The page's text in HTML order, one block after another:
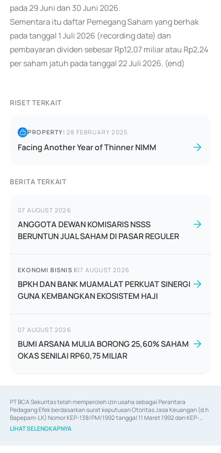
pada 29 Juni dan 30 Juni 2026.
Sementara itu daftar Pemegang Saham yang berhak
pada tanggal 1 Juli 2026 (recording date) dan
pembayaran dividen sebesar Rp12,07 miliar atau Rp2,24
per saham jatuh pada tanggal 22 Juli 2026. (end)
RISET TERKAIT
PROPERTY|28 FEBRUARY 2025
Facing Another Year of Thinner NIMM
BERITA TERKAIT
07 AUGUST 2026
ANGGOTA DEWAN KOMISARIS NSSS
BERUNTUN JUAL SAHAM DI PASAR REGULER
EKONOMI BISNIS |07 AUGUST 2026
BPKH DAN BANK MUAMALAT PERKUAT SINERGI
GUNA KEMBANGKAN EKOSISTEM HAJI
07 AUGUST 2026
BUMI ARSANA MULIA BORONG 25,60% SAHAM
OKAS SENILAI RP60,75 MILIAR
PT BCA Sekuritas telah memperoleh izin usaha sebagai Perantara
Pedagang Efek berdasarkan surat keputusan Otoritas Jasa Keuangan (d.h
Bapepam-LK) Nomor KEP-138/PM/1992 tanggal 11 Maret 1992 dan KEP-
06/D.04/2014 tanggal 28 Februari 2014, izin usaha sebagai Penjamin Emisi
Efek berdasarkan surat keputusan Otoritas Jasa Keuangan Nomor KEP-
LIHAT SELENGKAPNYA